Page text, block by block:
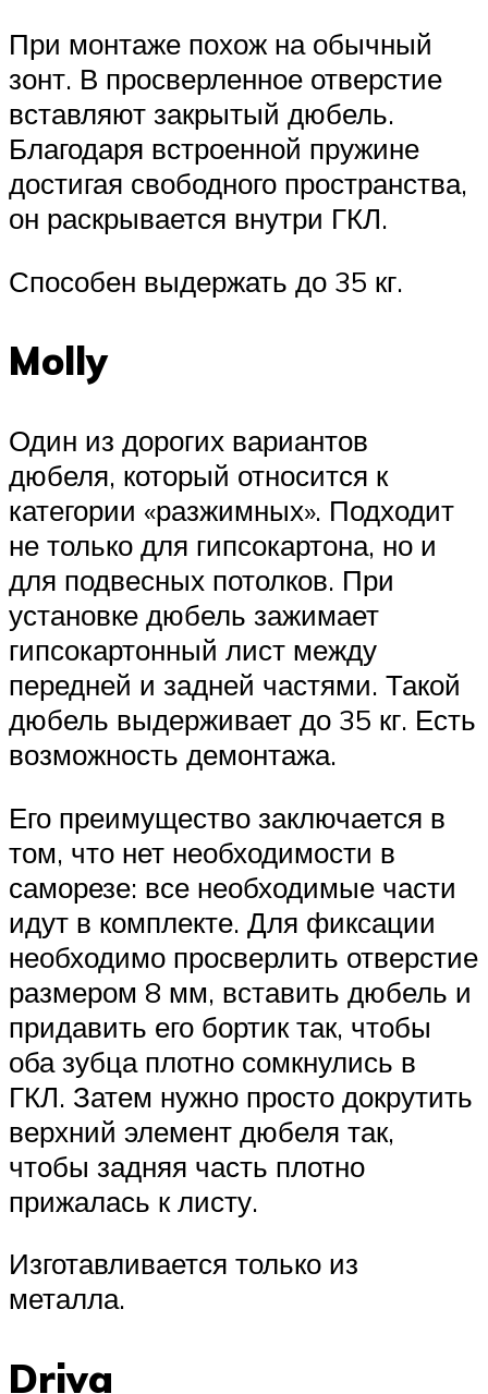
При монтаже похож на обычный
зонт. В просверленное отверстие
вставляют закрытый дюбель.
Благодаря встроенной пружине
достигая свободного пространства,
он раскрывается внутри ГКЛ.
Способен выдержать до 35 кг.
Molly
Один из дорогих вариантов
дюбеля, который относится к
категории «разжимных». Подходит
не только для гипсокартона, но и
для подвесных потолков. При
установке дюбель зажимает
гипсокартонный лист между
передней и задней частями. Такой
дюбель выдерживает до 35 кг. Есть
возможность демонтажа.
Его преимущество заключается в
том, что нет необходимости в
саморезе: все необходимые части
идут в комплекте. Для фиксации
необходимо просверлить отверстие
размером 8 мм, вставить дюбель и
придавить его бортик так, чтобы
оба зубца плотно сомкнулись в
ГКЛ. Затем нужно просто докрутить
верхний элемент дюбеля так,
чтобы задняя часть плотно
прижалась к листу.
Изготавливается только из
металла.
Driva